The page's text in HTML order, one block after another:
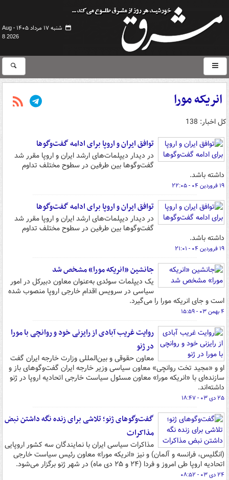
شنبه ۱۷ مرداد ۱۴۰۵ -
Aug
8 2026
انریکه مورا
کل اخبار: 138
توافق ایران و اروپا برای ادامه گفت‌وگوها
در دیدار دیپلمات‌های ارشد ایران و اروپا مقرر شد
گفت‌وگوها بین طرفین در سطوح مختلف تداوم
داشته باشد.
۱۹ فروردین ۰۴ - ۲۲:۰۵
توافق ایران و اروپا برای ادامه گفت‌وگوها
در دیدار دیپلمات‌های ارشد ایران و اروپا مقرر شد
گفت‌وگوها بین طرفین در سطوح مختلف تداوم
داشته باشد.
۱۹ فروردین ۰۴ - ۲۱:۰۱
جانشین «انریکه مورا» مشخص شد
یک دیپلمات سوئدی به‌عنوان معاون دبیرکل در امور
سیاسی در سرویس اقدام خارجی اروپا منصوب شده
است و جای انریکه مورا را می‌گیرد.
۴ بهمن ۰۳ - ۱۵:۵۹
روایت غریب آبادی از رایزنی خود و روانچی با مورا
در ژنو
معاون حقوقی و بین‌المللی وزارت خارجه ایران گفت
او و «مجید تخت روانچی» معاون سیاسی وزیر خارجه ایران گفت‌وگوهای باز و
سازنده‌ای با «انریکه مورا» معاون مسئول سیاست خارجی اتحادیه اروپا در ژنو
داشته‌اند.
۲۵ دی ۰۳ - ۱۸:۴۷
گفت‌وگوهای ژنو؛ تلاشی برای زنده نگه داشتن نبض
مذاکرات
مذاکرات سیاسی ایران با نمایندگان سه کشور اروپایی
(انگلیس، فرانسه و آلمان) و نیز «انریکه مورا» معاون رئیس سیاست خارجی
اتحادیه اروپا طی امروز و فردا (۲۴ و ۲۵ دی ماه) در شهر ژنو برگزار می‌شود.
۲۴ دی ۰۳ - ۰۸:۵۲